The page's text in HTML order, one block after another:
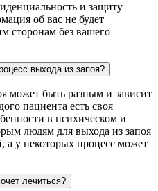
и защиту
об вас не будет
сторонам без вашего
выхода из запоя?
может быть разным и зависит
пациента есть своя
в психическом и
людям для выхода из запоя
а у некоторых процесс может
лечиться?